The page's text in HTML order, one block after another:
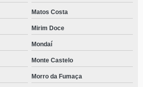
Matos Costa
Mirim Doce
Mondaí
Monte Castelo
Morro da Fumaça